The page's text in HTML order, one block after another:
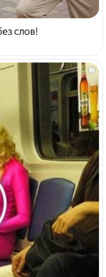
слов!
i